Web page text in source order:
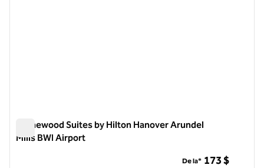
Homewood Suites by Hilton Hanover Arundel
Mills BWI Airport
De la* 173 $